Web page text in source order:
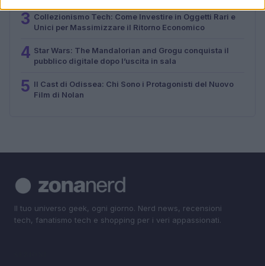
3 Collezionismo Tech: Come Investire in Oggetti Rari e
Unici per Massimizzare il Ritorno Economico
4 Star Wars: The Mandalorian and Grogu conquista il
pubblico digitale dopo l’uscita in sala
5 Il Cast di Odissea: Chi Sono i Protagonisti del Nuovo
Film di Nolan
Il tuo universo geek, ogni giorno. Nerd news, recensioni
tech, fanatismo tech e shopping per i veri appassionati.